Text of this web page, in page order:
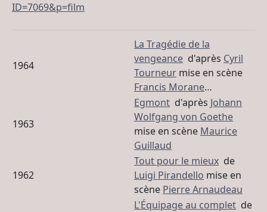
ID=7069&p=film
1964
La Tragédie de la
vengeance d'après Cyril
Tourneur mise en scène
Francis Morane…
1963
Egmont d'après Johann
Wolfgang von Goethe
mise en scène Maurice
Guillaud
1962
Tout pour le mieux de
Luigi Pirandello mise en
scène Pierre Arnaudeau
L'Équipage au complet de